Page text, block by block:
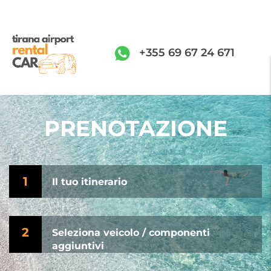
+355 69 67 24 671
PRENOTAZIONE
1 Il tuo itinerario
2
Seleziona veicolo / componenti
aggiuntivi